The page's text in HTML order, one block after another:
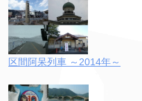
区間阿呆列車 ～2014年～